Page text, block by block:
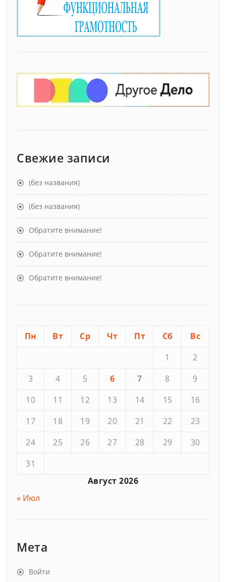
Свежие записи
(без названия)
(без названия)
Обратите внимание!
Обратите внимание!
Обратите внимание!
Август 2026
Пн Вт Ср Чт Пт Сб
Вс
1
2
3
4 5 6 7 8
9
10
11 12 13 14 15
16
17
18 19 20 21 22
23
24
25 26 27 28 29
30
31
« Июл
Мета
Войти